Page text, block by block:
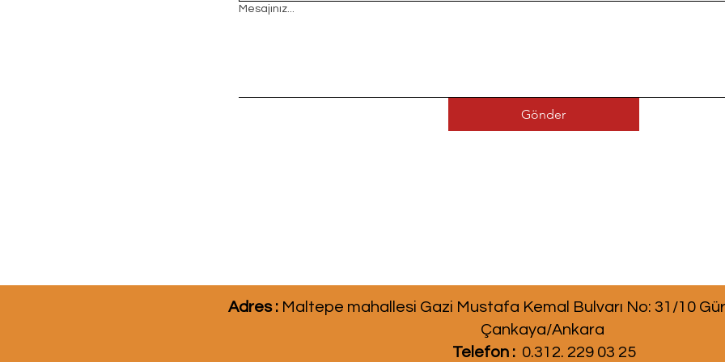
Mesajınız...
Gönder
Adres : Maltepe mahallesi Gazi Mustafa Kemal Bulvarı No: 31/10
Çankaya/Ankara
Telefon :0.312. 229 03 25